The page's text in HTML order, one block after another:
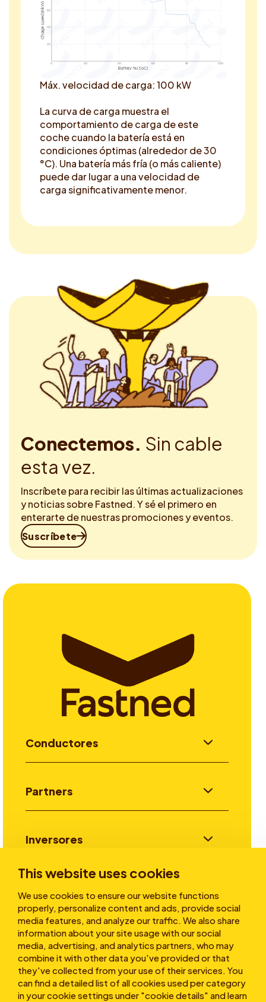
This website uses cookies
We use cookies to ensure our website functions
properly, personalize content and ads, provide social
media features, and analyze our traffic. We also share
information about your site usage with our social
media, advertising, and analytics partners, who may
combine it with other data you've provided or that
they've collected from your use of their services. You
can find a detailed list of all cookies used per category
in your cookie settings under "cookie details" and learn
0 20 40 60 80 100
20
40
60
Battery % (SoC)
Charge speed (in kW)
Máx. velocidad de carga: 100 kW
La curva de carga muestra el
comportamiento de carga de este
coche cuando la batería está en
condiciones óptimas (alrededor de 30
°C). Una batería más fría (o más caliente)
puede dar lugar a una velocidad de
carga significativamente menor.
Conectemos. Sin cable
esta vez.
Inscríbete para recibir las últimas actualizaciones
y noticias sobre Fastned. Y sé el primero en
enterarte de nuestras promociones y eventos.
Suscríbete
Conductores
Partners
Inversores
Sobre nosotros